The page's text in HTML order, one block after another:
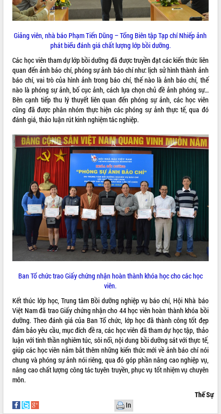
VIDEO
Loading the player...
Khám bệnh, cấp phát thuốc miễn phí
và tặng quà người dân xã Cư Pui
Hội nghị UBND tỉnh Đắk Lắk thường kỳ
tháng 7/2026
Lễ truy tặng danh hiệu “Bà Mẹ Việt
Nam Anh hùng” và trao Huân chương
Lao động
UBND tỉnh Đắk Lắk triển khai nhiệm
vụ 6 tháng cuối năm 2026
Kỳ họp thứ Hai, Hội đồng nhân dân
quan trọng
Triết thăm, tặng quà người có công với
cách mạng
Rà soát, hoàn thiện hệ thống thiết chế
văn hóa, thể thao đáp ứng yêu cầu
phát triển mới
Thường trực HĐND tỉnh Đắk Lắk gặp
mặt Đoàn chuyên gia y tế TP. Hồ Chí
Minh
Lễ truy điệu và an táng hài cốt liệt sĩ
Bàn giải pháp tháo gỡ khó khăn trong
ALBUM ẢNH
LIÊN KẾT WEB
THỐNG KÊ TRUY CẬP
Tất cả: 66061158
Giảng viên, nhà báo Phạm Tiến Dũng – Tổng Biên tập Tạp chí Nhiếp ảnh
phát biểu đánh giá chất lượng lớp bồi dưỡng.
Các học viên tham dự lớp bồi dưỡng đã được truyền đạt các kiến thức liên
quan đến ảnh báo chí, phóng sự ảnh báo chí như: lịch sử hình thành ảnh
báo chí, vai trò của hình ảnh trong báo chí, thế nào là ảnh báo chí, thế
nào là phóng sự ảnh, bố cục ảnh, cách lựa chọn chủ đề ảnh phóng sự…
Bên cạnh tiếp thu lý thuyết liên quan đến phóng sự ảnh, các học viên
cũng đã được phân nhóm thực hiện các phóng sự ảnh thực tế, qua đó
đánh giá, thảo luận rút kinh nghiệm tác nghiệp.
Ban Tổ chức trao Giấy chứng nhận hoàn thành khóa học cho các học
viên.
Kết thúc lớp học, Trung tâm Bồi dưỡng nghiệp vụ báo chí, Hội Nhà báo
Việt Nam đã trao Giấy chứng nhận cho 44 học viên hoàn thành khóa bồi
dưỡng. Theo đánh giá của Ban Tổ chức, lớp học đã thành công tốt đẹp
đảm bảo yêu cầu, mục đích đề ra, các học viên đã tham dự học tập, thảo
luận với tinh thần nghiêm túc, sôi nổi, nội dung bồi dưỡng sát với thực tế,
giúp các học viên nắm bắt thêm những kiến thức mới về ảnh báo chí nói
chung và phóng sự ảnh nói riêng, qua đó góp phần nâng cao nghiệp vụ,
nâng cao chất lượng công tác tuyên truyền, phục vụ tốt nhiệm vụ chuyên
môn.
Thế Sự
In